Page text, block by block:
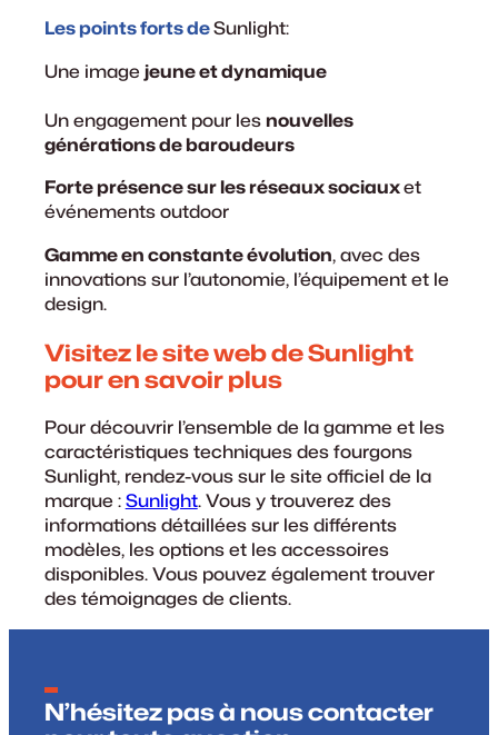
Les points forts deSunlight:
Une imagejeune et dynamique
Un engagement pour lesnouvelles
générations de baroudeurs
Forte présence sur les réseaux sociauxet
événements outdoor
Gamme en constante évolution, avec des
innovations sur l’autonomie, l’équipement et le
design.
Visitez le site web de Sunlight
pour en savoir plus
Pour découvrir l’ensemble de la gamme et les
caractéristiques techniques des fourgons
Sunlight, rendez-vous sur le site officiel de la
marque :Sunlight. Vous y trouverez des
informations détaillées sur les différents
modèles, les options et les accessoires
disponibles. Vous pouvez également trouver
des témoignages de clients.
N’hésitez pas à nous contacter